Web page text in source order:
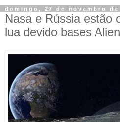
domingo, 27 de novembro de
Nasa e Rússia estão
lua devido bases